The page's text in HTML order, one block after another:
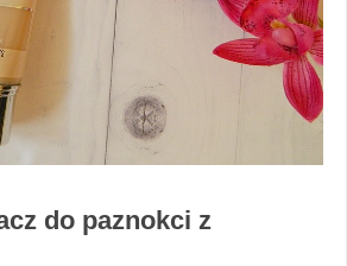
do paznokci z